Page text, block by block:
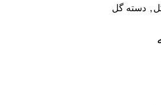
, دسته گل